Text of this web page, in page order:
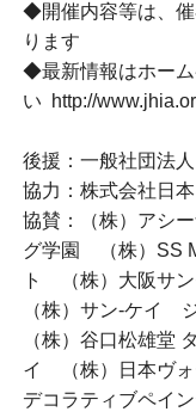
◆開催内容等は、催
ります
◆最新情報はホーム
い http://
後援：一般社団法
協力：株式会社日
協賛：（株）アシ
グ学園 （株）SS
ト （株）大阪サ
（株）サン-ケイ
（株）谷口松雄堂
イ （株）日本ヴ
デコラティブペイ